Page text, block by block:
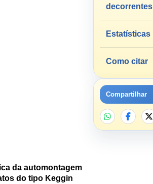
da automontagem
do tipo Keggin
decorrentes
Estatísticas
Como citar
Compartilhar